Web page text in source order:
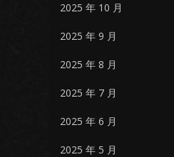
2025 年 10 月
2025 年 9 月
2025 年 8 月
2025 年 7 月
2025 年 6 月
2025 年 5 月